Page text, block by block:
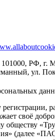
РФ, г.
ул.
своё
обществу
(далее